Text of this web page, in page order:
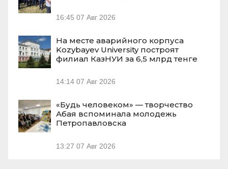
16:45 07 Авг 2026
На месте аварийного корпуса
Kozybayev University построят
филиал КазНУИ за 6,5 млрд тенге
14:14 07 Авг 2026
«Будь человеком» — творчество
Абая вспоминала молодежь
Петропавловска
13:27 07 Авг 2026